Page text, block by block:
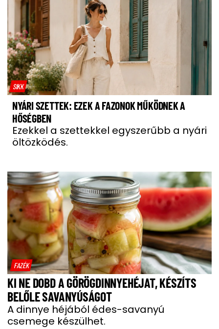
SIKK
NYÁRI SZETTEK: EZEK A FAZONOK MŰKÖDNEK A
HŐSÉGBEN
Ezekkel a szettekkel egyszerűbb a nyári
öltözködés.
FAZÉK
KI NE DOBD A GÖRÖGDINNYEHÉJAT, KÉSZÍTS
BELŐLE SAVANYÚSÁGOT
A dinnye héjából édes-savanyú
csemege készülhet.